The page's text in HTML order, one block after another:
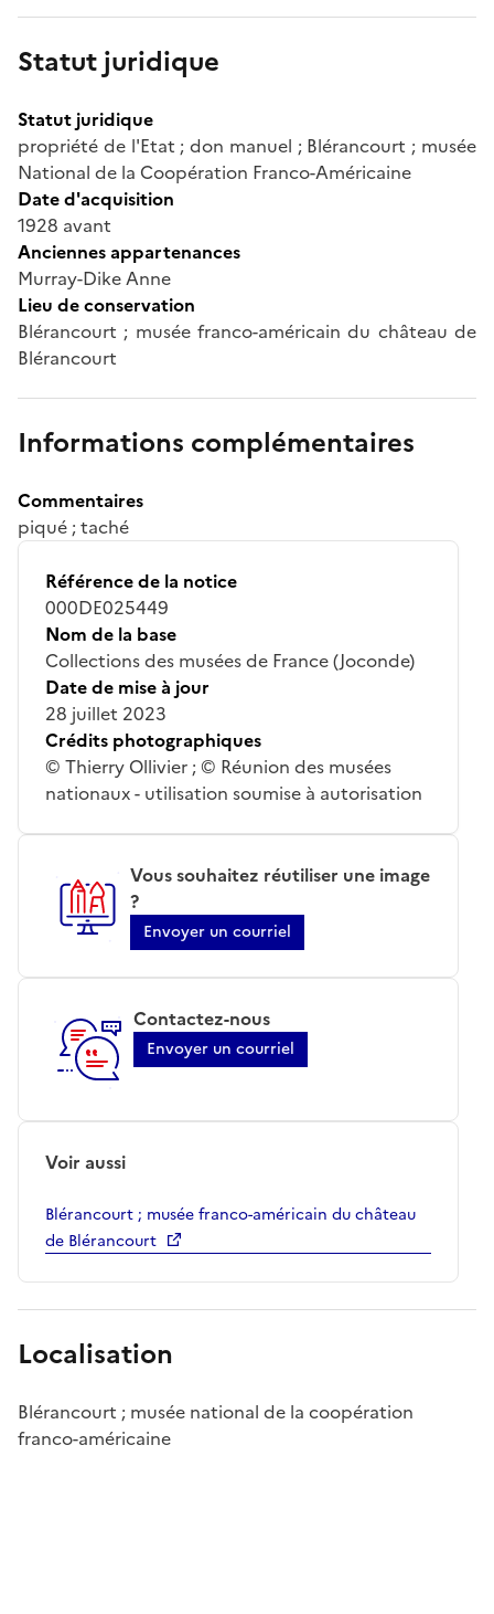
Statut juridique
Statut juridique
propriété de l'Etat ; don manuel ; Blérancourt ; musée
National de la Coopération Franco-Américaine
Date d'acquisition
1928 avant
Anciennes appartenances
Murray-Dike Anne
Lieu de conservation
Blérancourt ; musée franco-américain du château de
Blérancourt
Informations complémentaires
Commentaires
piqué ; taché
Référence de la notice
000DE025449
Nom de la base
Collections des musées de France (Joconde)
Date de mise à jour
28 juillet 2023
Crédits photographiques
© Thierry Ollivier ; © Réunion des musées
nationaux - utilisation soumise à autorisation
Vous souhaitez réutiliser une image
?
Envoyer un courriel
Contactez-nous
Envoyer un courriel
Voir aussi
Blérancourt ; musée franco-américain du château
de Blérancourt
Localisation
Blérancourt ; musée national de la coopération
franco-américaine